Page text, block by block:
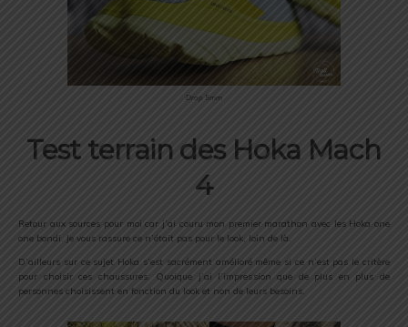
Drop 5mm
Test terrain des Hoka Mach
4
Retour aux sources pour moi car j’ai couru mon premier marathon avec les Hoka one
one bondi. Je vous rassure ce n’était pas pour le look, loin de là.
D’ailleurs sur ce sujet Hoka s’est sacrément amélioré même si ce n’est pas le critère
pour choisir ces chaussures. Quoique j’ai l’impression que de plus en plus de
personnes choisissent en fonction du look et non de leurs besoins.